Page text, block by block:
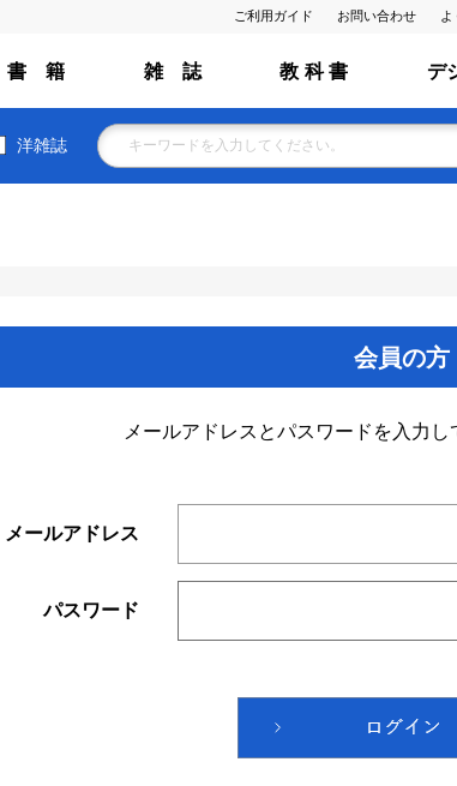
ご利用ガイド お問い合わせ
書 籍 雑 誌 教 科 書 デ
洋雑誌
会員の方
メールアドレスとパスワードを入力し
メールアドレス
パスワード